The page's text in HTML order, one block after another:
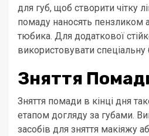
для губ, щоб створити чітку
помаду наносять пензликом
тюбика. Для додаткової
використовувати спеціальну
Зняття
Зняття помади в кінці дня
етапом догляду за губами.
засобів для зняття макіяжу